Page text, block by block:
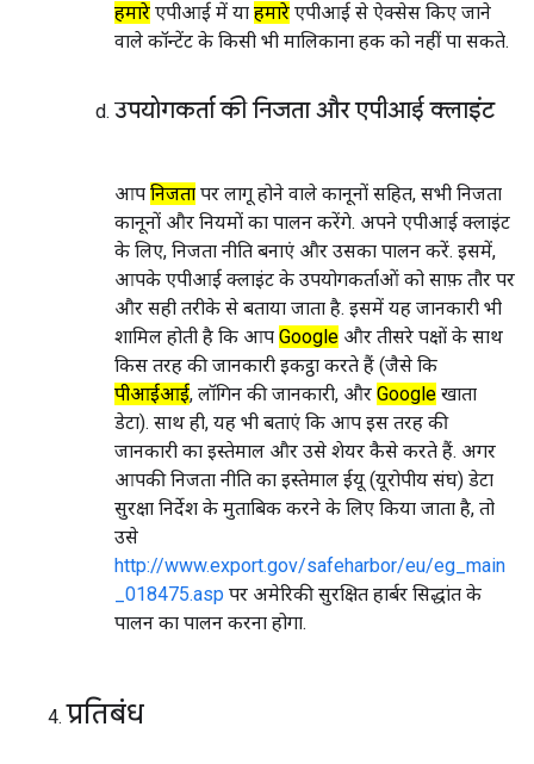
हमारे एपीआई में या हमारे एपीआई से ऐक्सेस किए जाने
वाले कॉन्टेंट के किसी भी मालिकाना हक को नहीं पा सकते.
उपयोगकर्ता की निजता और एपीआई क्लाइंट
आप निजता पर लागू होने वाले कानूनों सहित, सभी निजता
कानूनों और नियमों का पालन करेंगे. अपने एपीआई क्लाइंट
के लिए, निजता नीति बनाएं और उसका पालन करें. इसमें,
आपके एपीआई क्लाइंट के उपयोगकर्ताओं को साफ़ तौर पर
और सही तरीके से बताया जाता है. इसमें यह जानकारी भी
शामिल होती है कि आप Google और तीसरे पक्षों के साथ
किस तरह की जानकारी इकट्ठा करते हैं (जैसे कि
पीआईआई, लॉगिन की जानकारी, और Google खाता
डेटा). साथ ही, यह भी बताएं कि आप इस तरह की
जानकारी का इस्तेमाल और उसे शेयर कैसे करते हैं. अगर
आपकी निजता नीति का इस्तेमाल ईयू (यूरोपीय संघ) डेटा
सुरक्षा निर्देश के मुताबिक करने के लिए किया जाता है, तो
उसे
http://www.export.gov/safeharbor/eu/eg_main
_018475.asp पर अमेरिकी सुरक्षित हार्बर सिद्धांत के
पालन का पालन करना होगा.
प्रतिबंध